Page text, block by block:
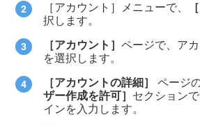
［アカウント］メニューで、
択します。
［アカウント］ページで、ア
を選択します。
［アカウントの詳細］
ページ
ザー作成を許可］ セクション
インを入力します。